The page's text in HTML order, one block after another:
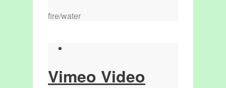
fire/water
Vimeo Video